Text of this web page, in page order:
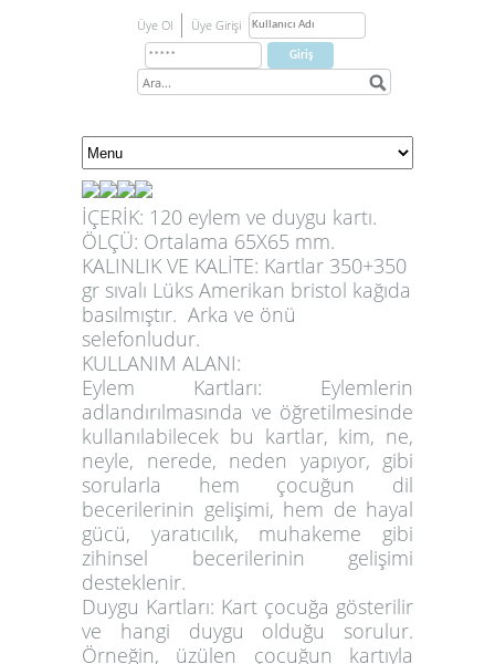
Üye Ol Üye Girişi
İÇERİK: 120 eylem ve duygu kartı.
ÖLÇÜ: Ortalama 65X65 mm.
KALINLIK VE KALİTE: Kartlar 350+350
gr sıvalı Lüks Amerikan bristol kağıda
basılmıştır. Arka ve önü
selefonludur.
KULLANIM ALANI:
Eylem Kartları: Eylemlerin
adlandırılmasında ve öğretilmesinde
kullanılabilecek bu kartlar, kim, ne,
neyle, nerede, neden yapıyor, gibi
sorularla hem çocuğun dil
becerilerinin gelişimi, hem de hayal
gücü, yaratıcılık, muhakeme gibi
zihinsel becerilerinin gelişimi
desteklenir.
Duygu Kartları: Kart çocuğa gösterilir
ve hangi duygu olduğu sorulur.
Örneğin, üzülen çocuğun kartıyla